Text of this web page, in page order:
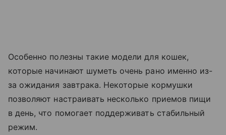
Особенно полезны такие модели для кошек,
которые начинают шуметь очень рано именно из-
за ожидания завтрака. Некоторые кормушки
позволяют настраивать несколько приемов пищи
в день, что помогает поддерживать стабильный
режим.